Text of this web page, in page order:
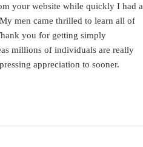
your website while quickly I had a
men came thrilled to learn all of
you for getting simply
millions of individuals are really
appreciation to sooner.